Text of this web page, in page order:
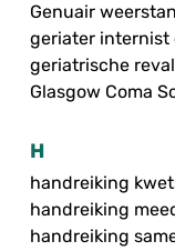
Genuair
geriater internist
geriatrische
Glasgow Coma
H
handreiking
handreiking
handreiking